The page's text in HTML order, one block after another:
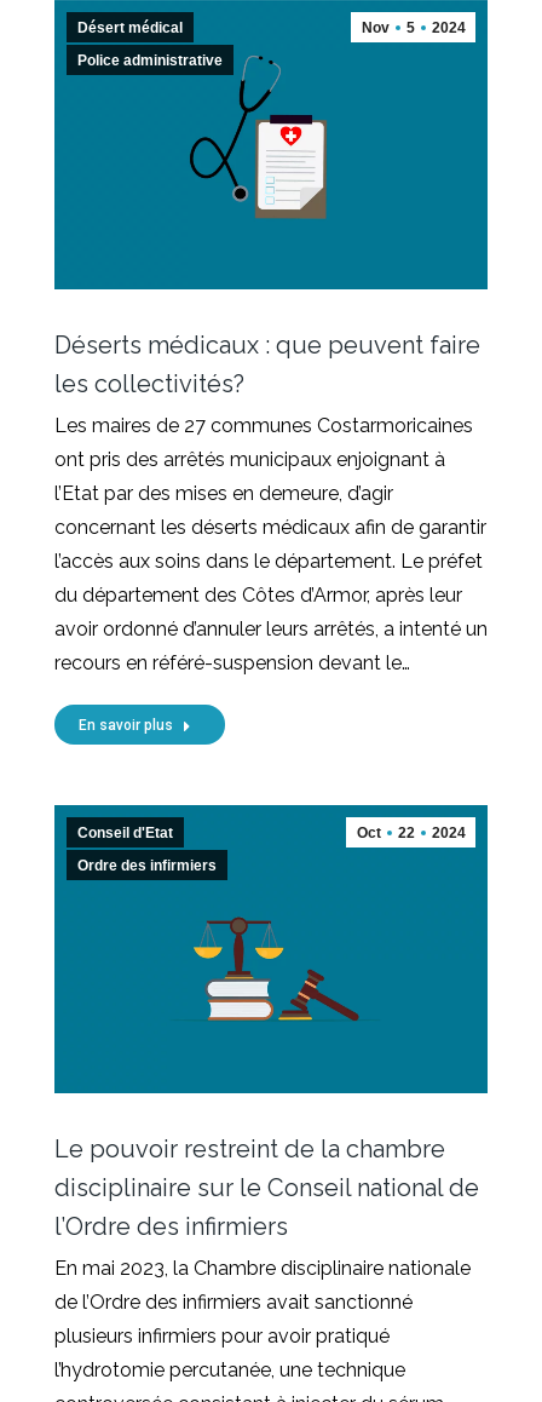
Nov 5 2024
Désert médical
Police administrative
Déserts médicaux : que peuvent faire
les collectivités?
Les maires de 27 communes Costarmoricaines
ont pris des arrêtés municipaux enjoignant à
l’Etat par des mises en demeure, d’agir
concernant les déserts médicaux afin de garantir
l’accès aux soins dans le département. Le préfet
du département des Côtes d’Armor, après leur
avoir ordonné d’annuler leurs arrêtés, a intenté un
recours en référé-suspension devant le…
En savoir plus
Oct 22 2024
Conseil d'Etat
Ordre des infirmiers
Le pouvoir restreint de la chambre
disciplinaire sur le Conseil national de
l’Ordre des infirmiers
En mai 2023, la Chambre disciplinaire nationale
de l’Ordre des infirmiers avait sanctionné
plusieurs infirmiers pour avoir pratiqué
l’hydrotomie percutanée, une technique